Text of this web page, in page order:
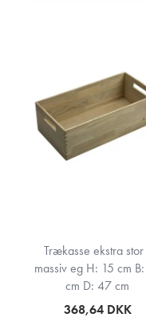
Trækasse ekstra
massiv eg H: 15 cm
cm D: 47 cm
368,64 DKK